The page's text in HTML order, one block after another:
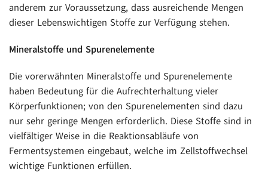
anderem zur Voraussetzung, dass ausreichende Mengen
dieser Lebenswichtigen Stoffe zur Verfügung stehen.
Mineralstoffe und Spurenelemente
Die vorerwähnten Mineralstoffe und Spurenelemente
haben Bedeutung für die Aufrechterhaltung vieler
Körperfunktionen; von den Spurenelementen sind dazu
nur sehr geringe Mengen erforderlich. Diese Stoffe sind in
vielfältiger Weise in die Reaktionsabläufe von
Fermentsystemen eingebaut, welche im Zellstoffwechsel
wichtige Funktionen erfüllen.